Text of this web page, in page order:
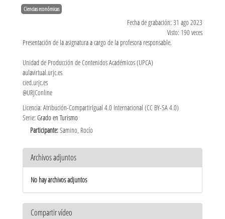
Ciencias económicas
Fecha de grabación: 31 ago 2023
Visto: 190 veces
Presentación de la asignatura a cargo de la profesora responsable.
Unidad de Producción de Contenidos Académicos (UPCA)
aulavirtual.urjc.es
cied.urjc.es
@URJConline
Licencia: Atribución-CompartirIgual 4.0 Internacional (CC BY-SA 4.0)
Serie: Grado en Turismo
Participante:Samino, Rocío
Archivos adjuntos
No hay archivos adjuntos
Compartir vídeo